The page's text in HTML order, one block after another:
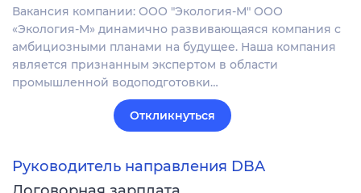
Вакансия компании: ООО "Экология-М" ООО
«Экология-М» динамично развивающаяся компания с
амбициозными планами на будущее. Наша компания
является признанным экспертом в области
промышленной водоподготовки…
Откликнуться
Руководитель направления DBA